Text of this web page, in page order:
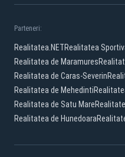
Parteneri:
Realitatea.NETRealitatea
Realitatea de Maramures
Realitatea de Caras-Severin
Realitatea de Mehedinti
Realitatea de Satu Mare
Realitatea de Hunedoara